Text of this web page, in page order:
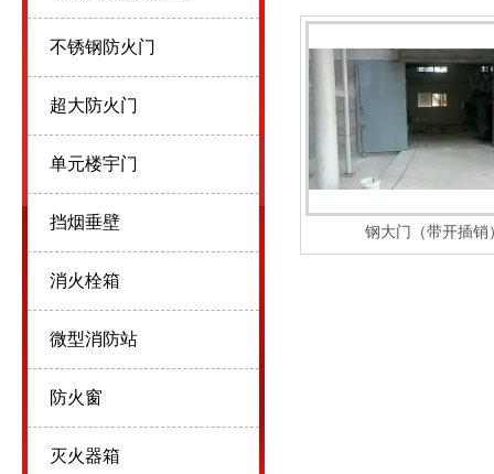
不锈钢防火门
超大防火门
单元楼宇门
挡烟垂壁
消火栓箱
微型消防站
防火窗
灭火器箱
钢大门（带开插销